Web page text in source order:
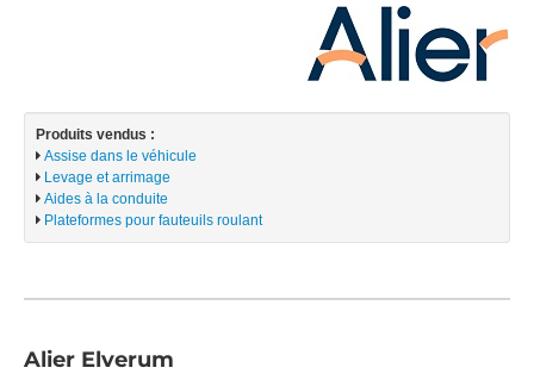
Produits vendus :
Assise dans le véhicule
Levage et arrimage
Aides à la conduite
Plateformes pour fauteuils roulant
Alier Elverum